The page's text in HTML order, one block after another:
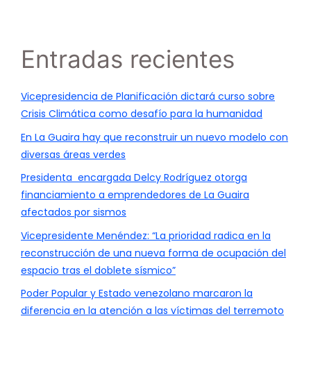
Entradas recientes
Vicepresidencia de Planificación dictará curso sobre
Crisis Climática como desafío para la humanidad
En La Guaira hay que reconstruir un nuevo modelo con
diversas áreas verdes
Presidenta encargada Delcy Rodríguez otorga
financiamiento a emprendedores de La Guaira
afectados por sismos
Vicepresidente Menéndez: “La prioridad radica en la
reconstrucción de una nueva forma de ocupación del
espacio tras el doblete sísmico”
Poder Popular y Estado venezolano marcaron la
diferencia en la atención a las víctimas del terremoto